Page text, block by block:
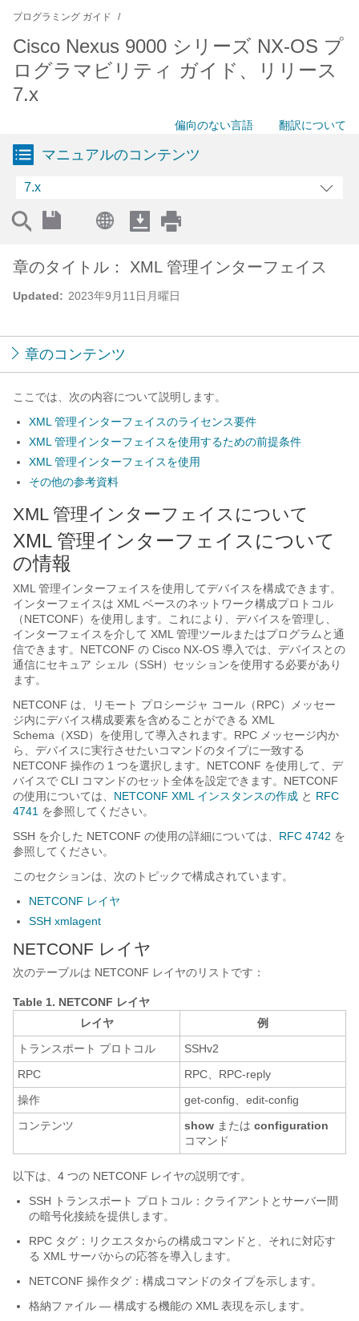
プログラミング ガイド
Cisco Nexus 9000 シリーズ NX-OS プ
ログラマビリティ ガイド、リリース
7.x
偏向のない言語 翻訳について
マニュアルのコンテンツ
7.x
Updated: 2023年9月11日月曜日
章のタイトル： XML 管理インターフェイス
章のコンテンツ
ここでは、次の内容について説明します。
XML 管理インターフェイスのライセンス要件
XML 管理インターフェイスを使用するための前提条件
XML 管理インターフェイスを使用
その他の参考資料
XML 管理インターフェイスについて
XML 管理インターフェイスについて
の情報
XML 管理インターフェイスを使用してデバイスを構成できます。
インターフェイスは XML ベースのネットワーク構成プロトコル
（NETCONF）を使用します。これにより、デバイスを管理し、
インターフェイスを介して XML 管理ツールまたはプログラムと通
信できます。NETCONF の Cisco NX-OS 導入では、デバイスとの
通信にセキュア シェル（SSH）セッションを使用する必要があり
ます。
NETCONF は、リモート プロシージャ コール（RPC）メッセー
ジ内にデバイス構成要素を含めることができる XML
Schema（XSD）を使用して導入されます。RPC メッセージ内か
ら、デバイスに実行させたいコマンドのタイプに一致する
NETCONF 操作の 1 つを選択します。NETCONF を使用して、デ
バイスで CLI コマンドのセット全体を設定できます。NETCONF
の使用については、 NETCONF XML インスタンスの作成 と RFC
4741 を参照してください。
SSH を介した NETCONF の使用の詳細については、 RFC 4742 を
参照してください。
このセクションは、次のトピックで構成されています。
NETCONF レイヤ
SSH xmlagent
NETCONF レイヤ
次のテーブルは NETCONF レイヤのリストです：
Table 1. NETCONF レイヤ
レイヤ
例
トランスポート プロトコル
SSHv2
RPC
RPC、RPC-reply
操作
get-config、edit-config
コンテンツ
show または configuration
コマンド
以下は、4 つの NETCONF レイヤの説明です。
SSH トランスポート プロトコル：クライアントとサーバー間
の暗号化接続を提供します。
RPC タグ：リクエスタからの構成コマンドと、それに対応す
る XML サーバからの応答を導入します。
NETCONF 操作タグ：構成コマンドのタイプを示します。
格納ファイル — 構成する機能の XML 表現を示します。